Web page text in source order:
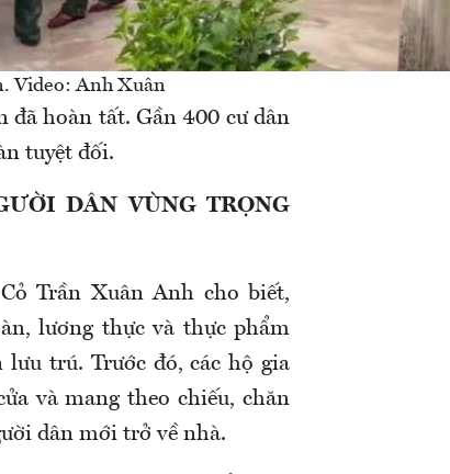
Video: Anh Xuân
đã hoàn tất. Gần 400 cư dân
tuyệt đối.
DÂN VÙNG TRỌNG
Trần Xuân Anh cho biết,
lương thực và thực phẩm
trú. Trước đó, các hộ gia
và mang theo chiếu, chăn
dân mới trở về nhà.